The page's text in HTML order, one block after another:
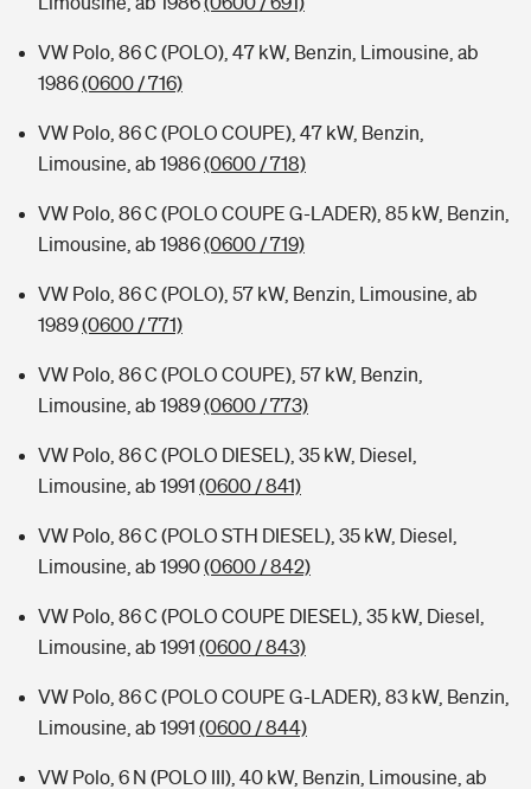
VW Polo, 86 C (POLO), 47 kW, Benzin, Limousine, ab
1986(0600 / 716)
VW Polo, 86 C (POLO COUPE), 47 kW, Benzin,
Limousine, ab 1986(0600 / 718)
VW Polo, 86 C (POLO COUPE G-LADER), 85 kW, Benzin,
Limousine, ab 1986(0600 / 719)
VW Polo, 86 C (POLO), 57 kW, Benzin, Limousine, ab
1989(0600 / 771)
VW Polo, 86 C (POLO COUPE), 57 kW, Benzin,
Limousine, ab 1989(0600 / 773)
VW Polo, 86 C (POLO DIESEL), 35 kW, Diesel,
Limousine, ab 1991 (0600 / 841)
VW Polo, 86 C (POLO STH DIESEL), 35 kW, Diesel,
Limousine, ab 1990(0600 / 842)
VW Polo, 86 C (POLO COUPE DIESEL), 35 kW, Diesel,
Limousine, ab 1991 (0600 / 843)
VW Polo, 86 C (POLO COUPE G-LADER), 83 kW, Benzin,
Limousine, ab 1991 (0600 / 844)
VW Polo, 6 N (POLO III), 40 kW, Benzin, Limousine, ab